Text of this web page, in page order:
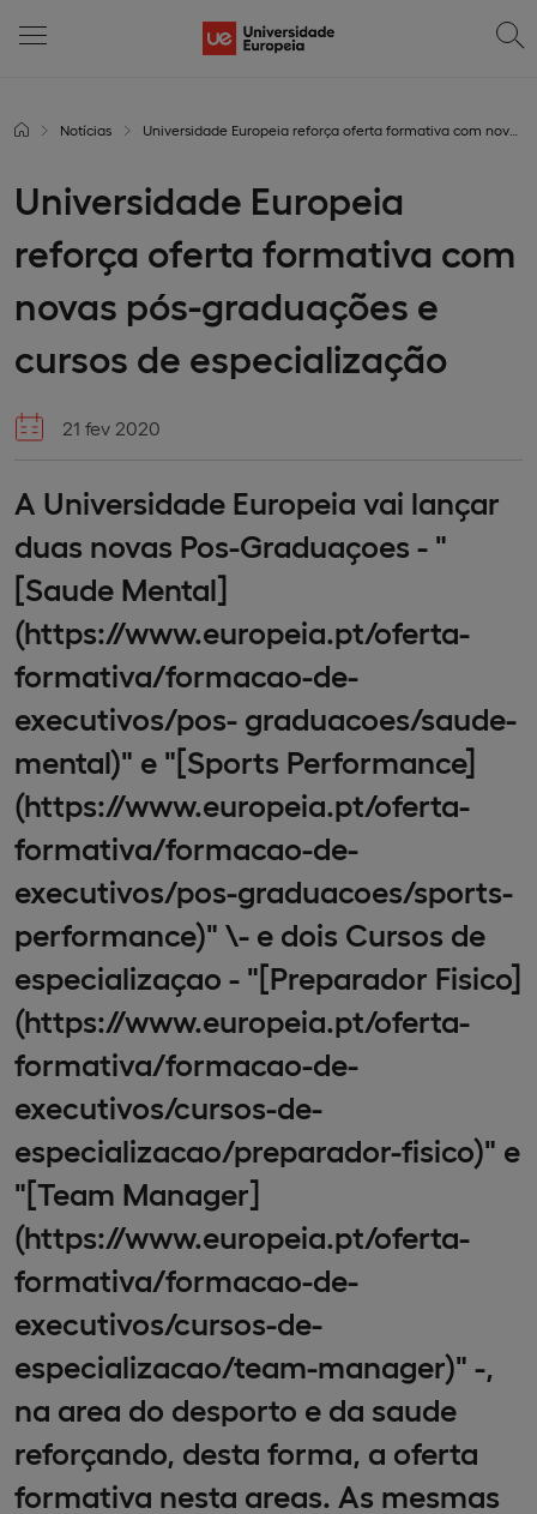
Notícias Universidade Europeia reforça oferta formativa com novas pós-graduações e cursos de especialização
Universidade Europeia
reforça oferta formativa com
novas pós-graduações e
cursos de especialização
21 fev 2020
A Universidade Europeia vai lançar
duas novas Pos-Graduaçoes - "
[Saude Mental]
(https://www.europeia.pt/oferta-
formativa/formacao-de-
executivos/pos- graduacoes/saude-
mental)" e "[Sports Performance]
(https://www.europeia.pt/oferta-
formativa/formacao-de-
executivos/pos-graduacoes/sports-
performance)" \- e dois Cursos de
especializaçao - "[Preparador Fisico]
(https://www.europeia.pt/oferta-
formativa/formacao-de-
executivos/cursos-de-
especializacao/preparador-fisico)" e
"[Team Manager]
(https://www.europeia.pt/oferta-
formativa/formacao-de-
executivos/cursos-de-
especializacao/team-manager)" -,
na area do desporto e da saude
reforçando, desta forma, a oferta
formativa nesta areas. As mesmas